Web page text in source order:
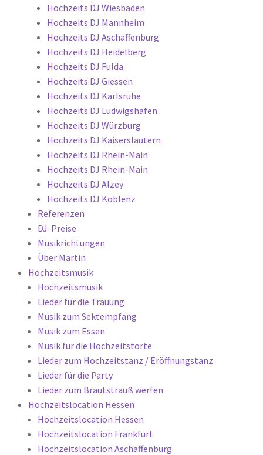
Hochzeits DJ Wiesbaden
Hochzeits DJ Mannheim
Hochzeits DJ Aschaffenburg
Hochzeits DJ Heidelberg
Hochzeits DJ Fulda
Hochzeits DJ Giessen
Hochzeits DJ Karlsruhe
Hochzeits DJ Ludwigshafen
Hochzeits DJ Würzburg
Hochzeits DJ Kaiserslautern
Hochzeits DJ Rhein-Main
Hochzeits DJ Rhein-Main
Hochzeits DJ Alzey
Hochzeits DJ Koblenz
Referenzen
DJ-Preise
Musikrichtungen
Über Martin
Hochzeitsmusik
Hochzeitsmusik
Lieder für die Trauung
Musik zum Sektempfang
Musik zum Essen
Musik für die Hochzeitstorte
Lieder zum Hochzeitstanz / Eröffnungstanz
Lieder für die Party
Lieder zum Brautstrauß werfen
Hochzeitslocation Hessen
Hochzeitslocation Hessen
Hochzeitslocation Frankfurt
Hochzeitslocation Aschaffenburg